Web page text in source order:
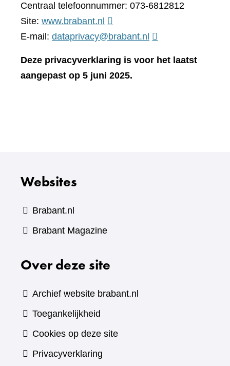
Centraal telefoonnummer: 073-6812812
Site: www.brabant.nl (verwijst
naar
andere
E-mail: dataprivacy@brabant.nl
Deze privacyverklaring is voor het laatst
aangepast op 5 juni 2025.
Websites
Brabant.nl
Brabant Magazine(verwijst
een
website)
Over deze site
Archief website brabant.nl
Toegankelijkheid
Cookies op deze site
Privacyverklaring